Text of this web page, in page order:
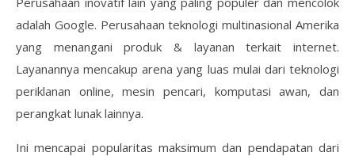
adalah Google. Perusahaan teknologi multinasional Amerika
yang menangani produk & layanan terkait internet.
Layanannya mencakup arena yang luas mulai dari teknologi
periklanan online, mesin pencari, komputasi awan, dan
perangkat lunak lainnya.
Ini mencapai popularitas maksimum dan pendapatan dari